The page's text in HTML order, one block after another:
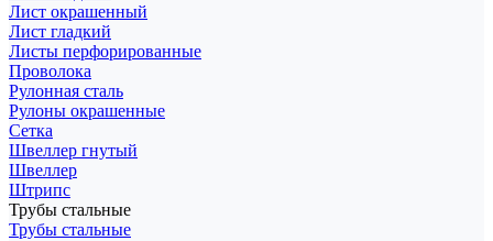
Лист окрашенный
Лист гладкий
Листы перфорированные
Проволока
Рулонная сталь
Рулоны окрашенные
Сетка
Швеллер гнутый
Швеллер
Штрипс
Трубы стальные
Трубы стальные